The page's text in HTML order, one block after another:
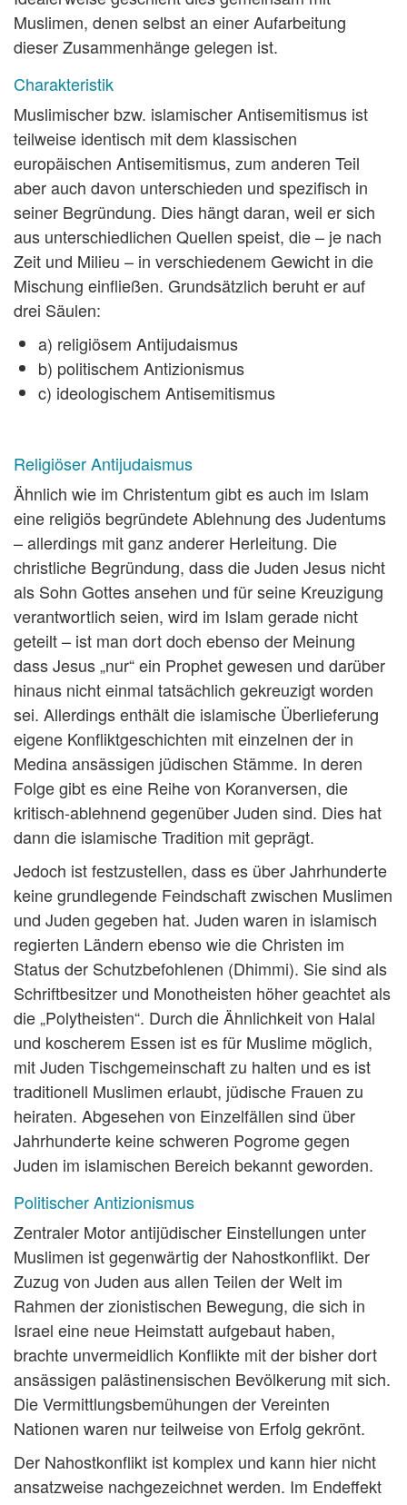
Muslimen, denen selbst an einer Aufarbeitung
dieser Zusammenhänge gelegen ist.
Charakteristik
Muslimischer bzw. islamischer Antisemitismus ist
teilweise identisch mit dem klassischen
europäischen Antisemitismus, zum anderen Teil
aber auch davon unterschieden und spezifisch in
seiner Begründung. Dies hängt daran, weil er sich
aus unterschiedlichen Quellen speist, die – je nach
Zeit und Milieu – in verschiedenem Gewicht in die
Mischung einfließen. Grundsätzlich beruht er auf
drei Säulen:
a) religiösem Antijudaismus
b) politischem Antizionismus
c) ideologischem Antisemitismus
Religiöser Antijudaismus
Ähnlich wie im Christentum gibt es auch im Islam
eine religiös begründete Ablehnung des Judentums
– allerdings mit ganz anderer Herleitung. Die
christliche Begründung, dass die Juden Jesus nicht
als Sohn Gottes ansehen und für seine Kreuzigung
verantwortlich seien, wird im Islam gerade nicht
geteilt – ist man dort doch ebenso der Meinung
dass Jesus „nur“ ein Prophet gewesen und darüber
hinaus nicht einmal tatsächlich gekreuzigt worden
sei. Allerdings enthält die islamische Überlieferung
eigene Konfliktgeschichten mit einzelnen der in
Medina ansässigen jüdischen Stämme. In deren
Folge gibt es eine Reihe von Koranversen, die
kritisch-ablehnend gegenüber Juden sind. Dies hat
dann die islamische Tradition mit geprägt.
Jedoch ist festzustellen, dass es über Jahrhunderte
keine grundlegende Feindschaft zwischen Muslimen
und Juden gegeben hat. Juden waren in islamisch
regierten Ländern ebenso wie die Christen im
Status der Schutzbefohlenen (Dhimmi). Sie sind als
Schriftbesitzer und Monotheisten höher geachtet als
die „Polytheisten“. Durch die Ähnlichkeit von Halal
und koscherem Essen ist es für Muslime möglich,
mit Juden Tischgemeinschaft zu halten und es ist
traditionell Muslimen erlaubt, jüdische Frauen zu
heiraten. Abgesehen von Einzelfällen sind über
Jahrhunderte keine schweren Pogrome gegen
Juden im islamischen Bereich bekannt geworden.
Politischer Antizionismus
Zentraler Motor antijüdischer Einstellungen unter
Muslimen ist gegenwärtig der Nahostkonflikt. Der
Zuzug von Juden aus allen Teilen der Welt im
Rahmen der zionistischen Bewegung, die sich in
Israel eine neue Heimstatt aufgebaut haben,
brachte unvermeidlich Konflikte mit der bisher dort
ansässigen palästinensischen Bevölkerung mit sich.
Die Vermittlungsbemühungen der Vereinten
Nationen waren nur teilweise von Erfolg gekrönt.
Der Nahostkonflikt ist komplex und kann hier nicht
ansatzweise nachgezeichnet werden. Im Endeffekt